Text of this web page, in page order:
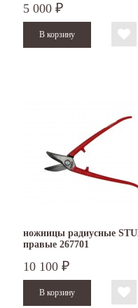
5 000 ₽
ножницы радиусные
правые 267701
10 100 ₽